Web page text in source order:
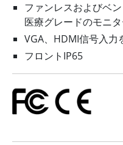
ファンレスおよびベ
医療グレードのモニ
VGA、HDMI信号入力
フロントIP65